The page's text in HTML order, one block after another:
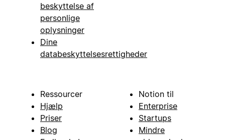
beskyttelse af
personlige
oplysninger
Dine
databeskyttelsesrettigheder
Ressourcer
Hjælp
Priser
Blog
Notion til
Enterprise
Startups
Mindre